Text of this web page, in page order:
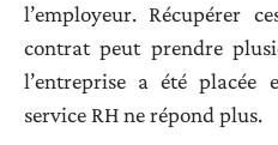
l’employeur. Récupérer
contrat peut prendre
l’entreprise a été placée
service RH ne répond plus.